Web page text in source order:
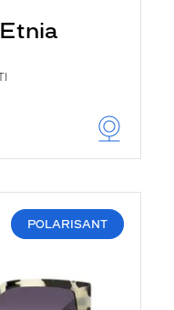
POLARISANT